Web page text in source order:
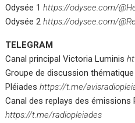
Odysée 1https://odysee.com/
Odysée 2https://odysee.com/
TELEGRAM
Canal principal Victoria Luminis
Groupe de discussion
Pléiadeshttps://t.me/
Canal des replays des émissions
https://t.me/radiopleiades